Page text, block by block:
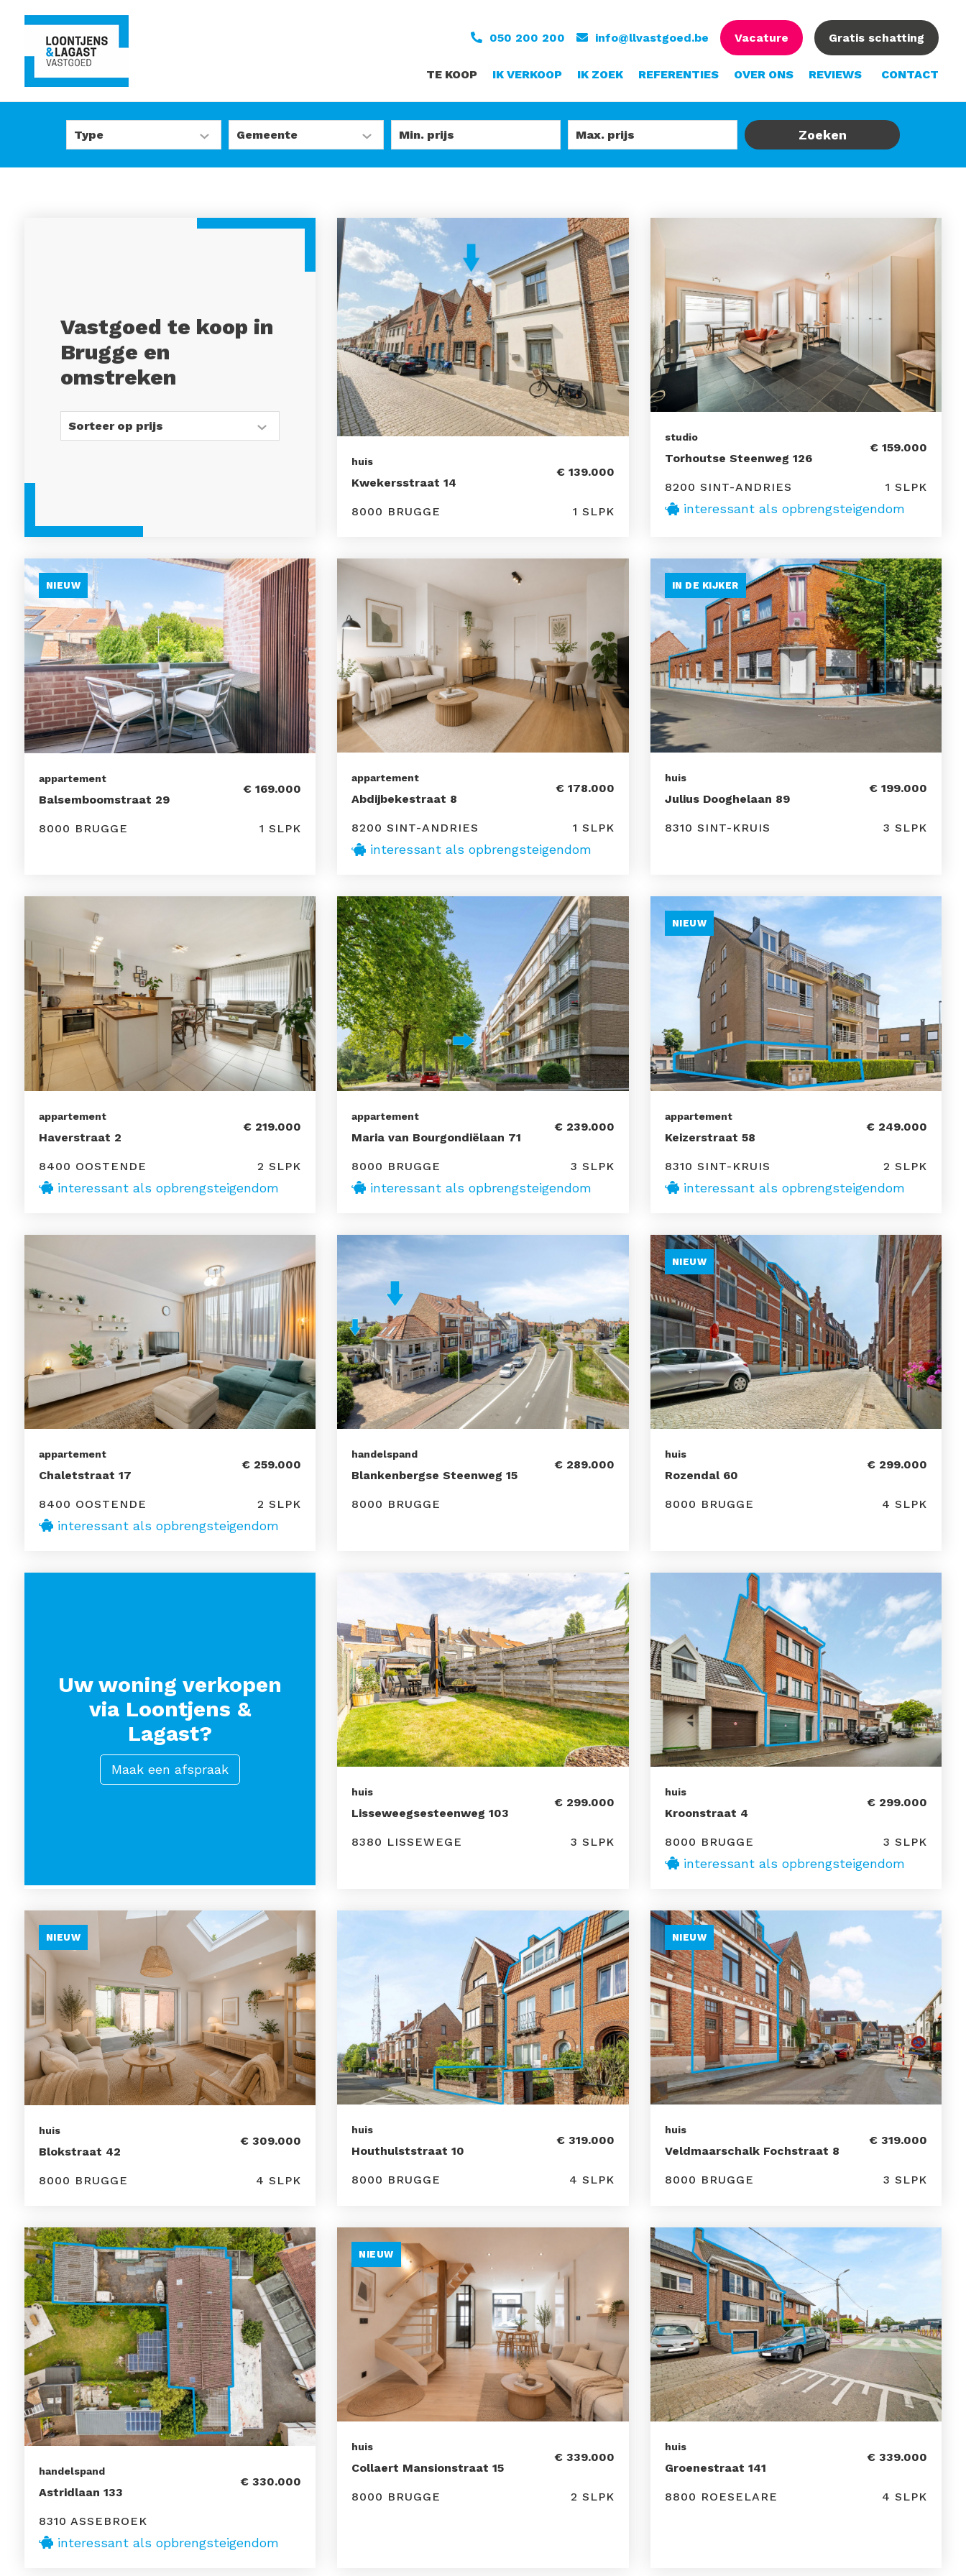
050 200 200 info@llvastgoed.be Vacature Gratis schatting
TE KOOP IK VERKOOP IK ZOEK REFERENTIES OVER ONS REVIEWS CONTACT
Zoeken
Vastgoed te koop in
Brugge en
omstreken
huis
Kwekersstraat 14
€ 139.000
8000 BRUGGE 1 SLPK
studio
Torhoutse Steenweg 126
€ 159.000
8200 SINT-ANDRIES 1 SLPK
interessant als opbrengsteigendom
NIEUW
appartement
Balsemboomstraat 29
€ 169.000
8000 BRUGGE 1 SLPK
appartement
Abdijbekestraat 8
€ 178.000
8200 SINT-ANDRIES 1 SLPK
interessant als opbrengsteigendom
IN DE KIJKER
huis
Julius Dooghelaan 89
€ 199.000
8310 SINT-KRUIS 3 SLPK
appartement
Haverstraat 2
€ 219.000
8400 OOSTENDE 2 SLPK
interessant als opbrengsteigendom
appartement
Maria van Bourgondiëlaan 71
€ 239.000
8000 BRUGGE 3 SLPK
interessant als opbrengsteigendom
NIEUW
appartement
Keizerstraat 58
€ 249.000
8310 SINT-KRUIS 2 SLPK
interessant als opbrengsteigendom
appartement
Chaletstraat 17
€ 259.000
8400 OOSTENDE 2 SLPK
interessant als opbrengsteigendom
handelspand
Blankenbergse Steenweg 15
€ 289.000
8000 BRUGGE
NIEUW
huis
Rozendal 60
€ 299.000
8000 BRUGGE 4 SLPK
Uw woning verkopen
via Loontjens &
Lagast?
Maak een afspraak
huis
Lisseweegsesteenweg 103
€ 299.000
8380 LISSEWEGE 3 SLPK
huis
Kroonstraat 4
€ 299.000
8000 BRUGGE 3 SLPK
interessant als opbrengsteigendom
NIEUW
huis
Blokstraat 42
€ 309.000
8000 BRUGGE 4 SLPK
huis
Houthulststraat 10
€ 319.000
8000 BRUGGE 4 SLPK
NIEUW
huis
Veldmaarschalk Fochstraat 8
€ 319.000
8000 BRUGGE 3 SLPK
handelspand
Astridlaan 133
€ 330.000
8310 ASSEBROEK
interessant als opbrengsteigendom
NIEUW
huis
Collaert Mansionstraat 15
€ 339.000
8000 BRUGGE 2 SLPK
huis
Groenestraat 141
€ 339.000
8800 ROESELARE 4 SLPK